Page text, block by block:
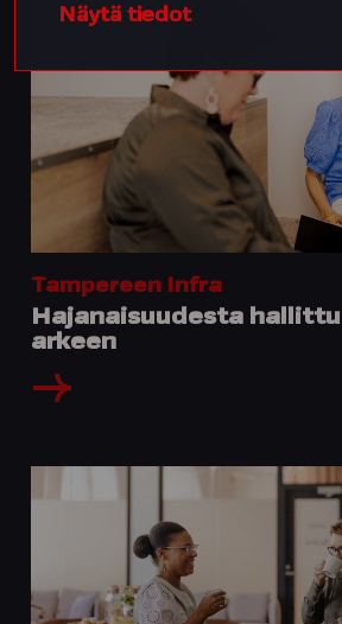
Näytä tiedot
Tampereen Infra
Hajanaisuudesta
arkeen